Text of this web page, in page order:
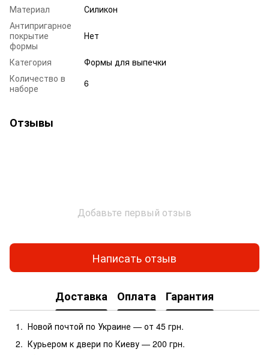
Материал
Силикон
Антипригарное
покрытие
формы
Нет
Категория
Формы для выпечки
Количество в
наборе
6
Отзывы
Добавьте первый отзыв
Написать отзыв
Доставка Оплата Гарантия
Новой почтой по Украине — от 45 грн.
Курьером к двери по Киеву — 200 грн.